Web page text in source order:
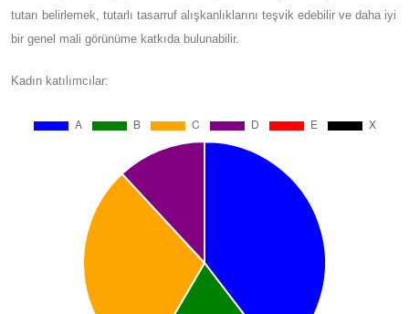
tutarı belirlemek, tutarlı tasarruf alışkanlıklarını teşvik edebilir ve daha iyi
bir genel mali görünüme katkıda bulunabilir.
Kadın katılımcılar: